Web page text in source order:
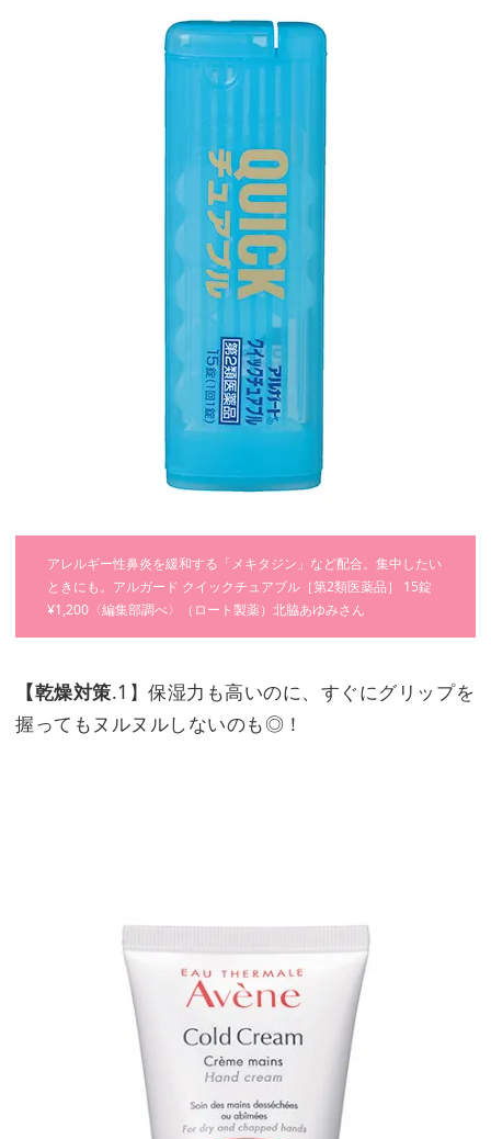
アレルギー性鼻炎を緩和する「メキタジン」など配合。集中したい
ときにも。アルガード クイックチュアブル［第2類医薬品］ 15錠
¥1,200〈編集部調べ〉（ロート製薬）北脇あゆみさん
【乾燥対策.1】保湿力も高いのに、すぐにグリップを
握ってもヌルヌルしないのも◎！